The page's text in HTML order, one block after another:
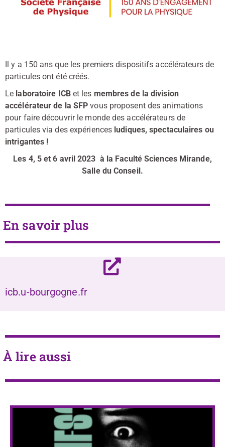
Il y a 150 ans que les premiers dispositifs accélérateurs de
particules ont été créés.
Le laboratoire ICBet les membres de la division
accélérateur de la SFP vous proposent des animations
pour faire découvrir le monde des accélérateurs de
particules via des expériences ludiques, spectaculaires ou
intrigantes !
Les 4, 5 et 6 avril 2023 à la Faculté Sciences Mirande,
Salle du Conseil.
En savoir plus
icb.u-bourgogne.fr
À lire aussi